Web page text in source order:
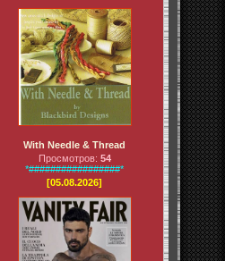
With Needle & Thread
Просмотров: 54
*#################*
[05.08.2026]